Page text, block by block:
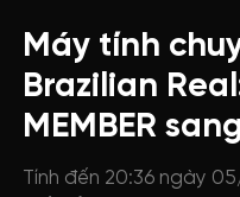
Máy tính
Brazilian
MEMBER
Tính đến 20:36 ngày